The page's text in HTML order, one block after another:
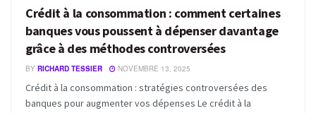
Crédit à la consommation : comment certaines
banques vous poussent à dépenser davantage
grâce à des méthodes controversées
BY RICHARD TESSIER NOVEMBRE 13, 2025
Crédit à la consommation : stratégies controversées des
banques pour augmenter vos dépenses Le crédit à la